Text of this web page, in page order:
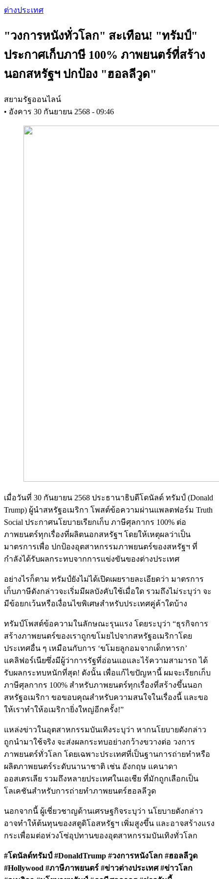
Skip
content
ต่างประเทศ
"วงการหนังทั่วโลก" สะเทือน! "ทรัมป์"
ประกาศเก็บภาษี 100% ภาพยนตร์ที่สร้าง
นอกสหรัฐฯ ปกป้อง "ฮอลลีวูด"
สยามรัฐออนไลน์
• อังคาร 30 กันยายน 2568 - 09:46
เมื่อวันที่ 30 กันยายน 2568 ประธานาธิบดีโดนัลด์ ทรัมป์ (Donald
Trump) ผู้นำสหรัฐอเมริกา โพสต์ข้อความผ่านแพลตฟอร์ม Truth
Social ประกาศนโยบายเรียกเก็บ ภาษีศุลกากร 100% ต่อ
ภาพยนตร์ทุกเรื่องที่ผลิตนอกสหรัฐฯ โดยให้เหตุผลว่าเป็น
มาตรการเพื่อ ปกป้องอุตสาหกรรมภาพยนตร์ของสหรัฐฯ ที่
กำลังได้รับผลกระทบจากการแข่งขันของต่างประเทศ
อย่างไรก็ตาม ทรัมป์ยังไม่ได้เปิดเผยรายละเอียดว่า มาตรการ
เก็บภาษีดังกล่าวจะเริ่มมีผลบังคับใช้เมื่อใด รวมถึงไม่ระบุว่า จะ
มีข้อยกเว้นหรือเงื่อนไขพิเศษสำหรับประเทศคู่ค้าใดบ้าง
ทรัมป์โพสต์ข้อความในลักษณะรุนแรง โดยระบุว่า “ธุรกิจการ
สร้างภาพยนตร์ของเราถูกขโมยไปจากสหรัฐอเมริกาโดย
ประเทศอื่น ๆ เหมือนกับการ ‘ขโมยลูกอมจากเด็กทารก’
แคลิฟอร์เนียซึ่งมีผู้ว่าการรัฐที่อ่อนแอและไร้ความสามารถ ได้
รับผลกระทบหนักที่สุด! ดังนั้น เพื่อแก้ไขปัญหานี้ ผมจะเรียกเก็บ
ภาษีศุลกากร 100% สำหรับภาพยนตร์ทุกเรื่องที่สร้างขึ้นนอก
สหรัฐอเมริกา ขอขอบคุณสำหรับความสนใจในเรื่องนี้ และขอ
ให้เราทำให้อเมริกายิ่งใหญ่อีกครั้ง!”
แหล่งข่าวในอุตสาหกรรมบันเทิงระบุว่า หากนโยบายดังกล่าว
ถูกนำมาใช้จริง จะส่งผลกระทบอย่างกว้างขวางต่อ วงการ
ภาพยนตร์ทั่วโลก โดยเฉพาะประเทศที่เป็นฐานการถ่ายทำหรือ
ผลิตภาพยนตร์ระดับนานาชาติ เช่น อังกฤษ แคนาดา
ออสเตรเลีย รวมถึงหลายประเทศในเอเชีย ที่มักถูกเลือกเป็น
โลเคชันสำหรับการถ่ายทำภาพยนตร์ฮอลลีวูด
นอกจากนี้ ผู้เชี่ยวชาญด้านเศรษฐกิจระบุว่า นโยบายดังกล่าว
อาจทำให้ต้นทุนของสตูดิโอสหรัฐฯ เพิ่มสูงขึ้น และอาจสร้างแรง
กระเพื่อมต่อห่วงโซ่อุปทานของอุตสาหกรรมบันเทิงทั่วโลก
#โดนัลด์ทรัมป์ #DonaldTrump #วงการหนังโลก #ฮอลลีวูด
#Hollywood #ภาษีภาพยนตร์ #ข่าวต่างประเทศ #ข่าวโลก